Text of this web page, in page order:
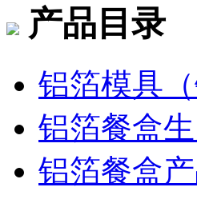
产品目录
铝箔模具
铝箔餐盒
铝箔餐盒